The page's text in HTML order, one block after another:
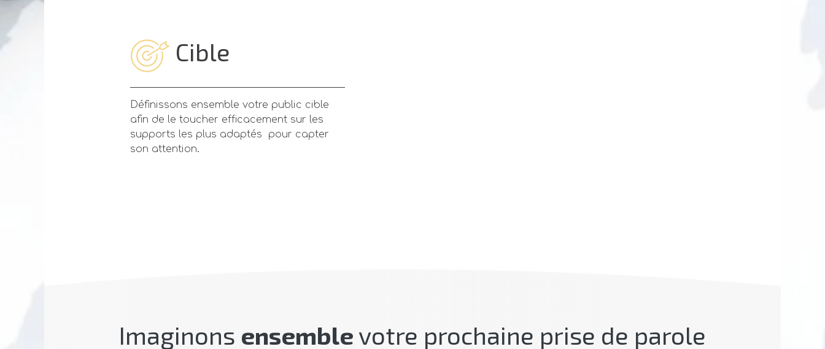
Cible
Définissons ensemble votre public cible
afin de le toucher efficacement sur les
supports les plus adaptés pour capter
son attention.
Imaginons ensemble votre prochaine prise de parole